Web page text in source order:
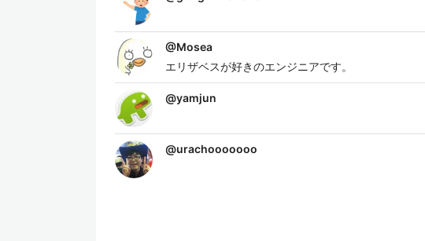
@Mosea
エリザベスが好きのエンジニアです。
@yamjun
@urachooooooo